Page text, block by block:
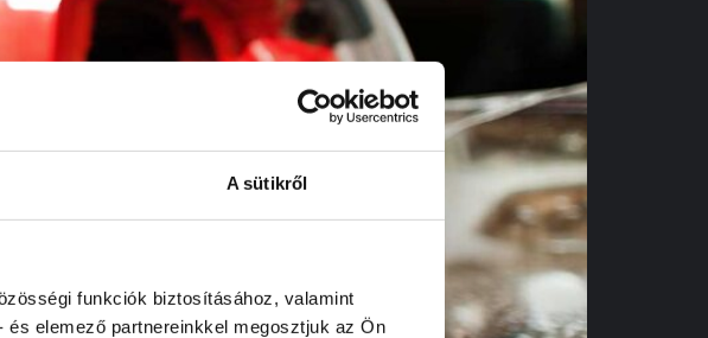
A sütikről
funkciók biztosításához, valamint
elemező partnereinkkel megosztjuk az Ön